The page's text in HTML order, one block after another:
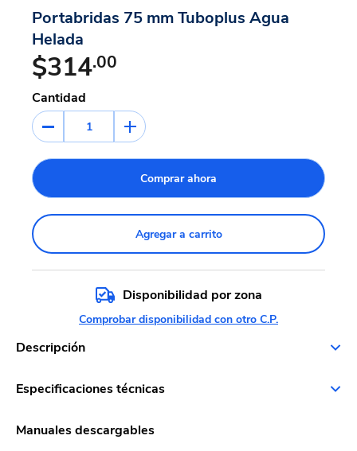
Portabridas 75 mm Tuboplus Agua
Helada
$314.00
Cantidad
1
Comprar ahora
Agregar a carrito
Disponibilidad por zona
Comprobar disponibilidad con otro C.P.
Descripción
Especificaciones técnicas
Manuales descargables